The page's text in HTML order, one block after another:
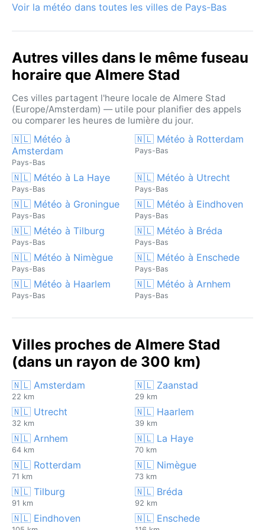
Voir la météo dans toutes les villes de Pays-Bas
Autres villes dans le même fuseau
horaire que Almere Stad
Ces villes partagent l'heure locale de Almere Stad
(Europe/Amsterdam) — utile pour planifier des appels
ou comparer les heures de lumière du jour.
🇳🇱 Météo à
Amsterdam
Pays-Bas
🇳🇱 Météo à Rotterdam
Pays-Bas
🇳🇱 Météo à La Haye
Pays-Bas
🇳🇱 Météo à Utrecht
Pays-Bas
🇳🇱 Météo à Groningue
Pays-Bas
🇳🇱 Météo à Eindhoven
Pays-Bas
🇳🇱 Météo à Tilburg
Pays-Bas
🇳🇱 Météo à Bréda
Pays-Bas
🇳🇱 Météo à Nimègue
Pays-Bas
🇳🇱 Météo à Enschede
Pays-Bas
🇳🇱 Météo à Haarlem
Pays-Bas
🇳🇱 Météo à Arnhem
Pays-Bas
Villes proches de Almere Stad
(dans un rayon de 300 km)
🇳🇱 Amsterdam
22 km
🇳🇱 Zaanstad
29 km
🇳🇱 Utrecht
32 km
🇳🇱 Haarlem
39 km
🇳🇱 Arnhem
64 km
🇳🇱 La Haye
70 km
🇳🇱 Rotterdam
71 km
🇳🇱 Nimègue
73 km
🇳🇱 Tilburg
91 km
🇳🇱 Bréda
92 km
🇳🇱 Eindhoven 🇳🇱 Enschede